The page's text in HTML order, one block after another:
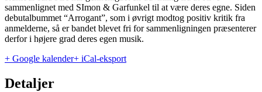
sammenlignet med SImon & Garfunkel til at være deres egne. Siden
debutalbummet “Arrogant”, som i øvrigt modtog positiv kritik fra
anmelderne, så er bandet blevet fri for sammenligningen præsenterer
derfor i højere grad deres egen musik.
+ Google kalender+ iCal-eksport
Detaljer